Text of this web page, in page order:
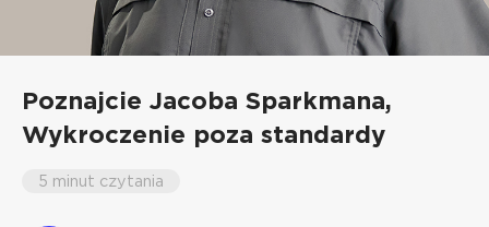
Poznajcie Jacoba Sparkmana,
Wykroczenie poza standardy
5 minut czytania